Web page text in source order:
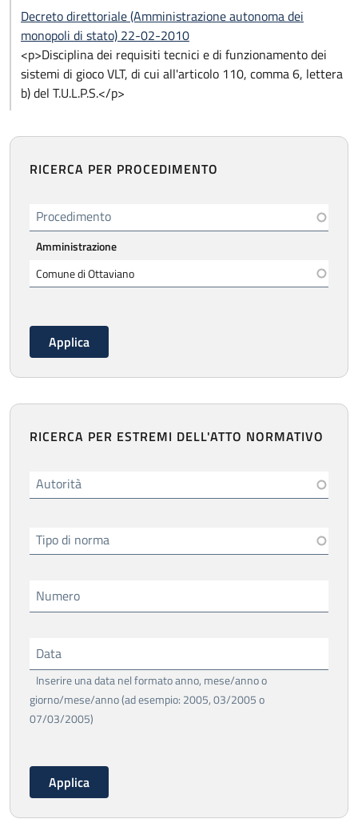
Decreto direttoriale (Amministrazione autonoma dei
monopoli di stato) 22-02-2010
<p>Disciplina dei requisiti tecnici e di funzionamento dei
sistemi di gioco VLT, di cui all'articolo 110, comma 6, lettera
b) del T.U.L.P.S.</p>
RICERCA PER PROCEDIMENTO
Procedimento
Amministrazione
RICERCA PER ESTREMI DELL'ATTO NORMATIVO
Autorità
Tipo di norma
Numero
Data
Inserire una data nel formato anno, mese/anno o
giorno/mese/anno (ad esempio: 2005, 03/2005 o
07/03/2005)